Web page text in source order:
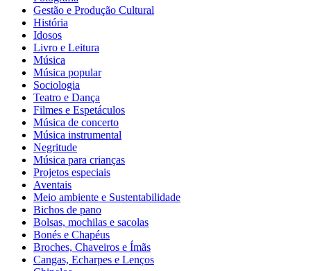
Gestão e Produção Cultural
História
Idosos
Livro e Leitura
Música
Música popular
Sociologia
Teatro e Dança
Filmes e Espetáculos
Música de concerto
Música instrumental
Negritude
Música para crianças
Projetos especiais
Aventais
Meio ambiente e Sustentabilidade
Bichos de pano
Bolsas, mochilas e sacolas
Bonés e Chapéus
Broches, Chaveiros e Ímãs
Cangas, Echarpes e Lenços